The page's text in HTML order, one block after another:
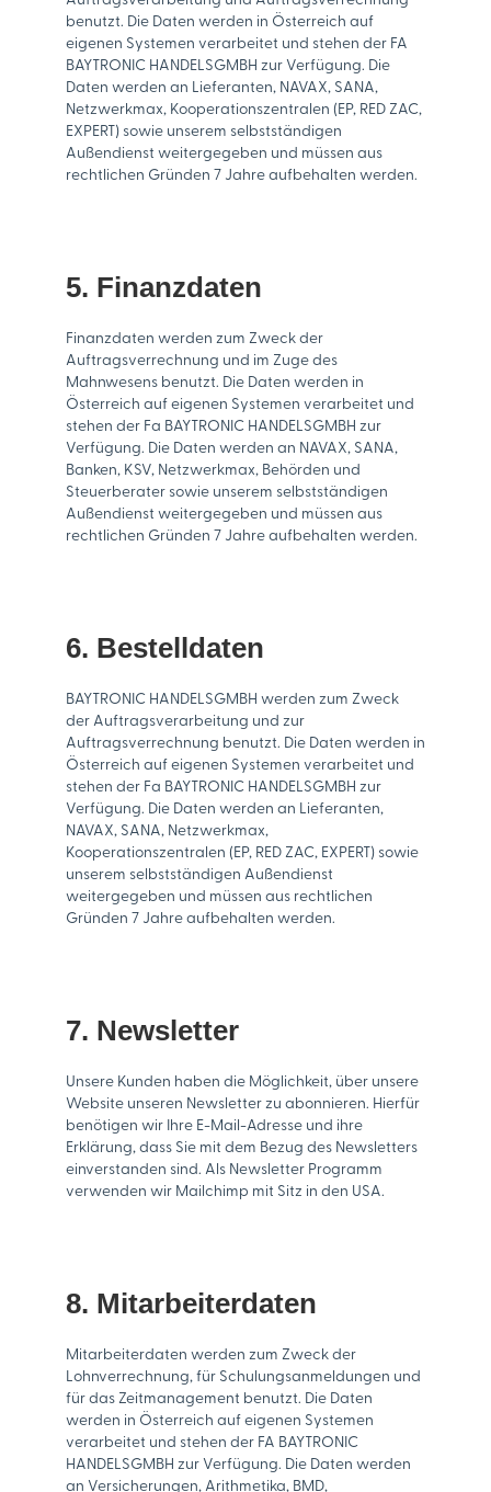
benutzt. Die Daten werden in Österreich auf
eigenen Systemen verarbeitet und stehen der FA
BAYTRONIC HANDELSGMBH zur Verfügung. Die
Daten werden an Lieferanten, NAVAX, SANA,
Netzwerkmax, Kooperationszentralen (EP, RED ZAC,
EXPERT) sowie unserem selbstständigen
Außendienst weitergegeben und müssen aus
rechtlichen Gründen 7 Jahre aufbehalten werden.
5. Finanzdaten
Finanzdaten werden zum Zweck der
Auftragsverrechnung und im Zuge des
Mahnwesens benutzt. Die Daten werden in
Österreich auf eigenen Systemen verarbeitet und
stehen der Fa BAYTRONIC HANDELSGMBH zur
Verfügung. Die Daten werden an NAVAX, SANA,
Banken, KSV, Netzwerkmax, Behörden und
Steuerberater sowie unserem selbstständigen
Außendienst weitergegeben und müssen aus
rechtlichen Gründen 7 Jahre aufbehalten werden.
6. Bestelldaten
BAYTRONIC HANDELSGMBH werden zum Zweck
der Auftragsverarbeitung und zur
Auftragsverrechnung benutzt. Die Daten werden in
Österreich auf eigenen Systemen verarbeitet und
stehen der Fa BAYTRONIC HANDELSGMBH zur
Verfügung. Die Daten werden an Lieferanten,
NAVAX, SANA, Netzwerkmax,
Kooperationszentralen (EP, RED ZAC, EXPERT) sowie
unserem selbstständigen Außendienst
weitergegeben und müssen aus rechtlichen
Gründen 7 Jahre aufbehalten werden.
7. Newsletter
Unsere Kunden haben die Möglichkeit, über unsere
Website unseren Newsletter zu abonnieren. Hierfür
benötigen wir Ihre E-Mail-Adresse und ihre
Erklärung, dass Sie mit dem Bezug des Newsletters
einverstanden sind. Als Newsletter Programm
verwenden wir Mailchimp mit Sitz in den USA.
8. Mitarbeiterdaten
Mitarbeiterdaten werden zum Zweck der
Lohnverrechnung, für Schulungsanmeldungen und
für das Zeitmanagement benutzt. Die Daten
werden in Österreich auf eigenen Systemen
verarbeitet und stehen der FA BAYTRONIC
HANDELSGMBH zur Verfügung. Die Daten werden
an Versicherungen, Arithmetika, BMD,